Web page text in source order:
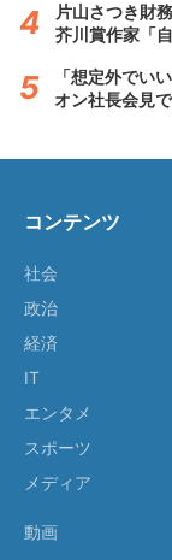
片山さつき財
芥川賞作家「
「想定外でい
オン社長会見
コンテンツ
社会
政治
経済
IT
エンタメ
スポーツ
メディア
動画